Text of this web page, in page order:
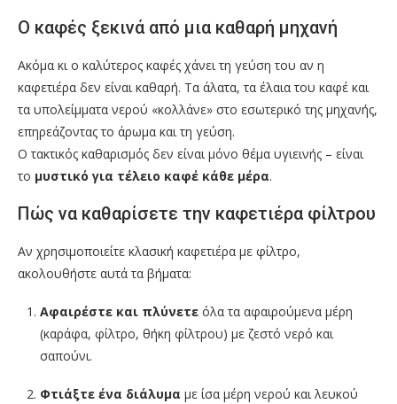
Ο καφές ξεκινά από μια καθαρή μηχανή
Ακόμα κι ο καλύτερος καφές χάνει τη γεύση του αν η
καφετιέρα δεν είναι καθαρή. Τα άλατα, τα έλαια του καφέ και
τα υπολείμματα νερού «κολλάνε» στο εσωτερικό της μηχανής,
επηρεάζοντας το άρωμα και τη γεύση.
Ο τακτικός καθαρισμός δεν είναι μόνο θέμα υγιεινής – είναι
το μυστικό για τέλειο καφέ κάθε μέρα.
Πώς να καθαρίσετε την καφετιέρα φίλτρου
Αν χρησιμοποιείτε κλασική καφετιέρα με φίλτρο,
ακολουθήστε αυτά τα βήματα:
Αφαιρέστε και πλύνετε όλα τα αφαιρούμενα μέρη
(καράφα, φίλτρο, θήκη φίλτρου) με ζεστό νερό και
σαπούνι.
Φτιάξτε ένα διάλυμα με ίσα μέρη νερού και λευκού